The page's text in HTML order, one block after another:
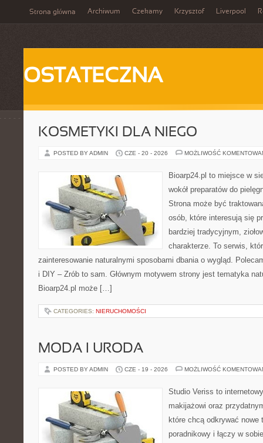
Strona główna Archiwum Czekamy Krzysztof Liverpool
OSTATECZNA
KOSMETYKI DLA NIEGO
POSTED BY ADMIN CZE - 20 - 2026 MOŻLIWOŚĆ
Bioarp24.pl to miejsce w
wokół preparatów do
Strona może być
osób, które interesują się
bardziej tradycyjnym,
charakterze. To serwis,
zainteresowanie naturalnymi sposobami dbania o wygląd.
i DIY – Zrób to sam. Głównym motywem strony jest tematyka
Bioarp24.pl może […]
CATEGORIES: NIERUCHOMOŚCI
MODA I URODA
POSTED BY ADMIN CZE - 19 - 2026 MOŻLIWOŚĆ
Studio Veriss to
makijażowi oraz
które chcą odkrywać nowe
poradnikowy i łączy w